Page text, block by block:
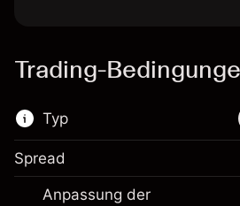
Trading-
Typ
Dieses Finanzinstrument
über CFDs und Knock-outs
Spread
Anpassung der